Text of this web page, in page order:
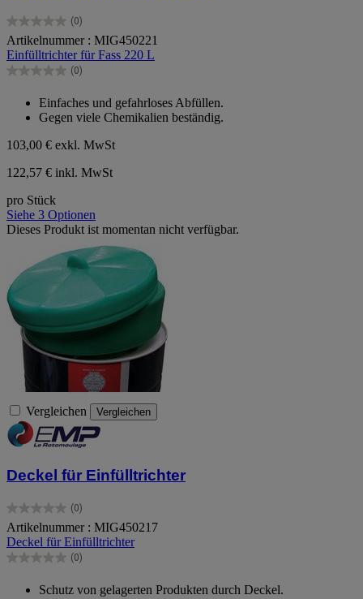
(0)
0.0
von
5
Sternen.
Artikelnummer : MIG450221
Einfülltrichter für Fass 220 L
(0)
0.0
Sternen.
Einfaches und gefahrloses Abfüllen.
Gegen viele Chemikalien beständig.
103,00 € exkl. MwSt
122,57 € inkl. MwSt
pro Stück
Siehe 3 Optionen
Dieses Produkt ist momentan nicht verfügbar.
Vergleichen Vergleichen
Deckel für Einfülltrichter
(0)
0.0
von
5
Sternen.
Artikelnummer : MIG450217
Deckel für Einfülltrichter
(0)
0.0
Schutz von gelagerten Produkten durch Deckel.